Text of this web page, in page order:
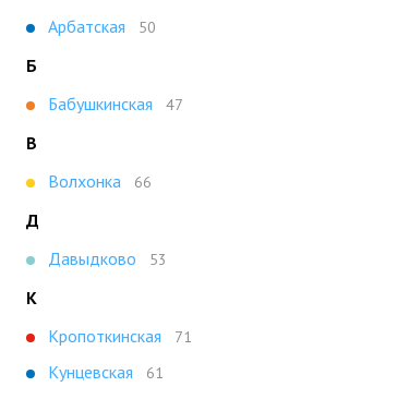
Арбатская
50
Б
Бабушкинская
47
В
Волхонка
66
Д
Давыдково
53
К
Кропоткинская
71
Кунцевская 61